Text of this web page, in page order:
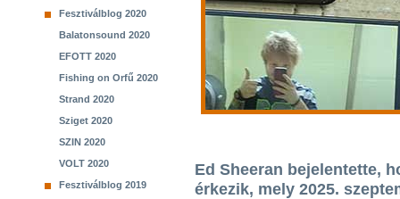
Fesztiválblog 2020
Balatonsound 2020
EFOTT 2020
Fishing on Orfű 2020
Strand 2020
Sziget 2020
SZIN 2020
VOLT 2020
Fesztiválblog 2019
Ed Sheeran bejelentette,
érkezik, mely 2025.